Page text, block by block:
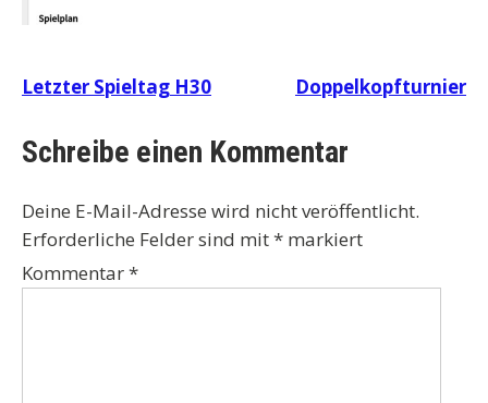
Beitragsnavigation
Letzter Spieltag H30 Doppelkopfturnier
Schreibe einen Kommentar
Deine E-Mail-Adresse wird nicht veröffentlicht.
Erforderliche Felder sind mit* markiert
Kommentar*